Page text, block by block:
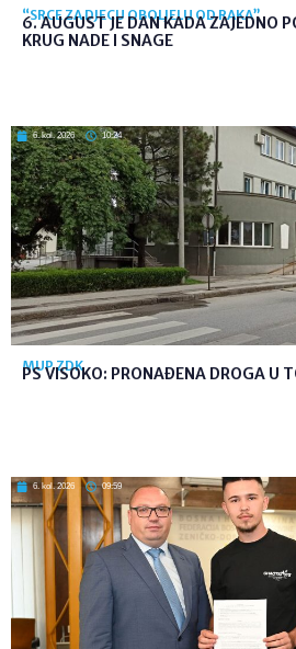
“SRCE ZA DJECU OBOLJELU OD RAKA”
6. AUGUST JE DAN KADA ZAJEDNO
KRUG NADE I SNAGE
6. kol. 2026 10:24
MUP ZDK
PS VISOKO: PRONAĐENA DROGA U
6. kol. 2026 09:59